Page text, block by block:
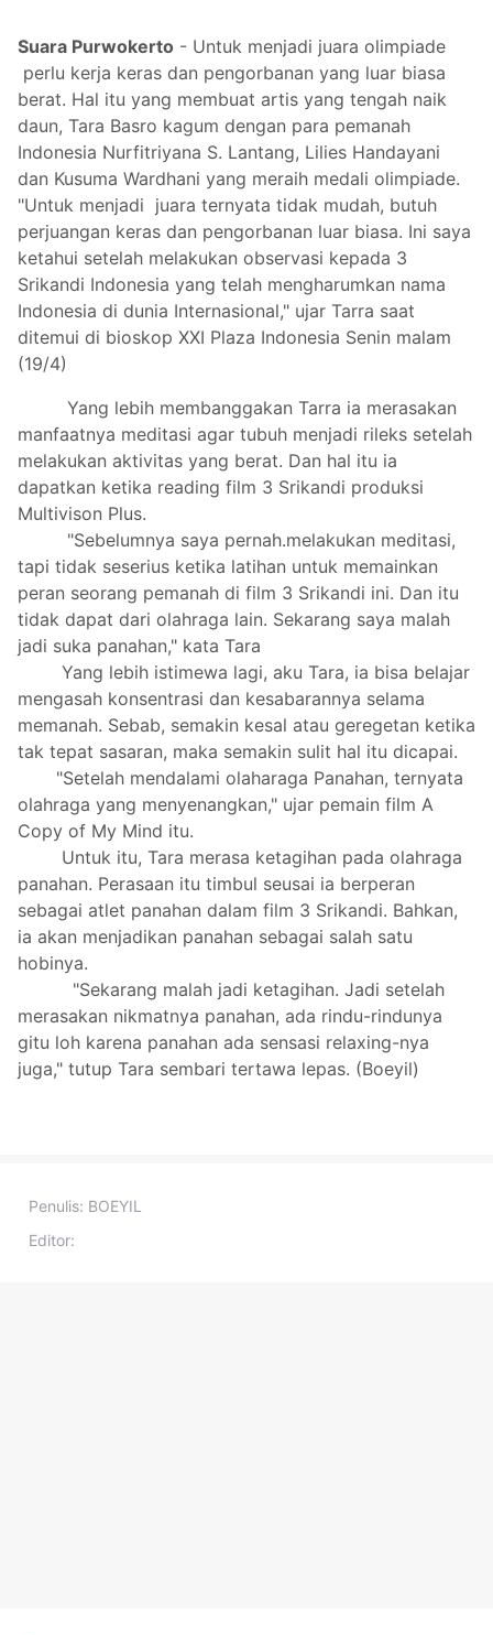
Suara Purwokerto - Untuk menjadi juara olimpiade
perlu kerja keras dan pengorbanan yang luar biasa
berat. Hal itu yang membuat artis yang tengah naik
daun, Tara Basro kagum dengan para pemanah
Indonesia Nurfitriyana S. Lantang, Lilies Handayani
dan Kusuma Wardhani yang meraih medali olimpiade.
"Untuk menjadi juara ternyata tidak mudah, butuh
perjuangan keras dan pengorbanan luar biasa. Ini saya
ketahui setelah melakukan observasi kepada 3
Srikandi Indonesia yang telah mengharumkan nama
Indonesia di dunia Internasional," ujar Tarra saat
ditemui di bioskop XXI Plaza Indonesia Senin malam
(19/4)
Yang lebih membanggakan Tarra ia merasakan
manfaatnya meditasi agar tubuh menjadi rileks setelah
melakukan aktivitas yang berat. Dan hal itu ia
dapatkan ketika reading film 3 Srikandi produksi
Multivison Plus.
"Sebelumnya saya pernah.melakukan meditasi,
tapi tidak seserius ketika latihan untuk memainkan
peran seorang pemanah di film 3 Srikandi ini. Dan itu
tidak dapat dari olahraga lain. Sekarang saya malah
jadi suka panahan," kata Tara
Yang lebih istimewa lagi, aku Tara, ia bisa belajar
mengasah konsentrasi dan kesabarannya selama
memanah. Sebab, semakin kesal atau geregetan ketika
tak tepat sasaran, maka semakin sulit hal itu dicapai.
"Setelah mendalami olaharaga Panahan, ternyata
olahraga yang menyenangkan," ujar pemain film A
Copy of My Mind itu.
Untuk itu, Tara merasa ketagihan pada olahraga
panahan. Perasaan itu timbul seusai ia berperan
sebagai atlet panahan dalam film 3 Srikandi. Bahkan,
ia akan menjadikan panahan sebagai salah satu
hobinya.
"Sekarang malah jadi ketagihan. Jadi setelah
merasakan nikmatnya panahan, ada rindu-rindunya
gitu loh karena panahan ada sensasi relaxing-nya
juga," tutup Tara sembari tertawa lepas. (Boeyil)
Penulis: BOEYIL
Editor: